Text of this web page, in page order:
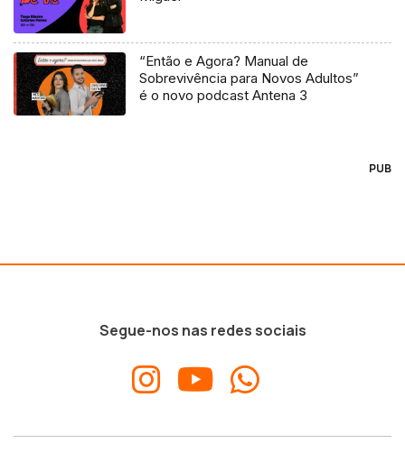
“Então e Agora? Manual de
Sobrevivência para Novos Adultos”
é o novo podcast Antena 3
PUB
Segue-nos nas redes sociais